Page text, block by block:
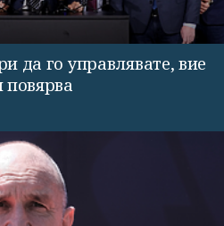
да го управлявате, вие
повярва